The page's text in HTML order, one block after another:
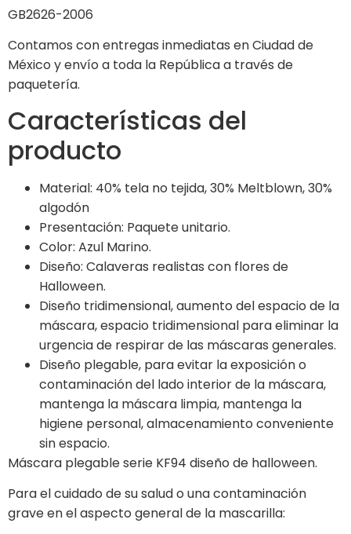
GB2626-2006
Contamos con entregas inmediatas en Ciudad de
México y envío a toda la República a través de
paquetería.
Características del
producto
Material: 40% tela no tejida, 30% Meltblown, 30%
algodón
Presentación: Paquete unitario.
Color: Azul Marino.
Diseño: Calaveras realistas con flores de
Halloween.
Diseño tridimensional, aumento del espacio de la
máscara, espacio tridimensional para eliminar la
urgencia de respirar de las máscaras generales.
Diseño plegable, para evitar la exposición o
contaminación del lado interior de la máscara,
mantenga la máscara limpia, mantenga la
higiene personal, almacenamiento conveniente
sin espacio.
Máscara plegable serie KF94 diseño de halloween.
Para el cuidado de su salud o una contaminación
grave en el aspecto general de la mascarilla: